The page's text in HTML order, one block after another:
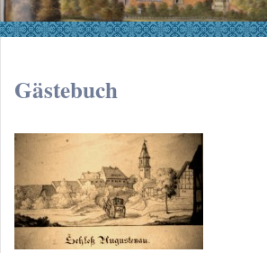
Gästebuch